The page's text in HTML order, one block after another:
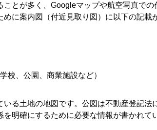
とが多く、Googleマップや航空写真で
に案内図（付近見取り図）に以下の記載
校、公園、商業施設など）
る土地の地図です。公図は不動産登記法
明確にするために必要な情報が書かれて